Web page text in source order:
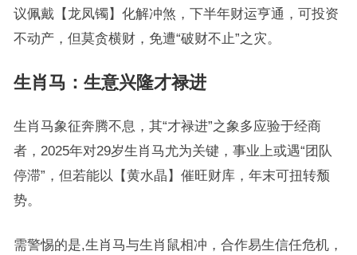
议佩戴【龙凤镯】化解冲煞，下半年财运亨通，可投资
不动产，但莫贪横财，免遭“破财不止”之灾。
生肖马：生意兴隆才禄进
生肖马象征奔腾不息，其“才禄进”之象多应验于经商
者，2025年对29岁生肖马尤为关键，事业上或遇“团队
停滞”，但若能以【黄水晶】催旺财库，年末可扭转颓
势。
需警惕的是,生肖马与生肖鼠相冲，合作易生信任危机，